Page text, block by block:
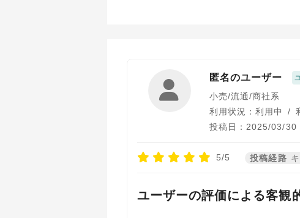
匿名のユーザー
小売/流通/商社系
利用状況：利用中
/
投稿日：2025/03/30
5/5 投稿経路
ユーザーの評価による客観